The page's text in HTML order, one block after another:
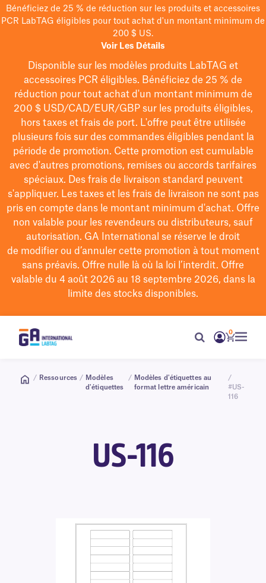
Bénéficiez de 25 % de réduction sur les produits et accessoires
PCR LabTAG éligibles pour tout achat d'un montant minimum de
200 $ US.
Voir Les Détails
Disponible sur les modèles produits LabTAG et
accessoires PCR éligibles. Bénéficiez de 25 % de
réduction pour tout achat d'un montant minimum de
200 $USD/CAD/EUR/GBPsur les produits éligibles,
hors taxes et frais de port. L'offre peut être utilisée
plusieurs fois sur des commandes éligibles pendant la
période de promotion. Cette promotion est cumulable
avec d'autres promotions, remises ou accords tarifaires
spéciaux. Des frais de livraison standard peuvent
s'appliquer. Les taxes et les frais de livraison ne sont pas
pris en compte dans le montant minimum d'achat. Offre
non valable pour les revendeurs ou distributeurs, sauf
autorisation. GA International se réserve le droit
de modifierou d’annuler cette promotion à tout moment
sans préavis. Offre nulle là où la loi l’interdit. Offre
valable du 4 août 2026 au 18 septembre 2026, dans la
limite des stocks disponibles.
0
/ Ressources / Modèles
d'étiquettes
/ Modèles d'étiquettes au
format lettre américain
/
#US-
116
US-116